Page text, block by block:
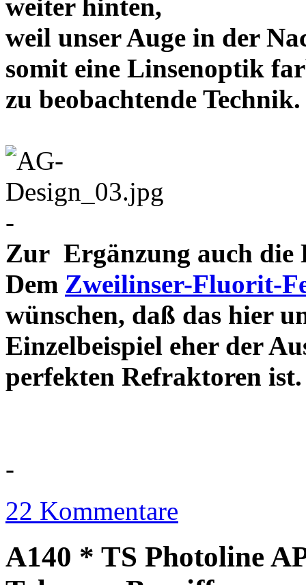
weiter hinten,
weil unser Auge in der
somit eine Linsenoptik
zu beobachtende
-
Zur Ergänzung auch die
Dem Zweilinser-Fluorit-
wünschen, daß das hier
Einzelbeispiel eher der
perfekten
-
22 Kommentare
A140 * TS Photoline